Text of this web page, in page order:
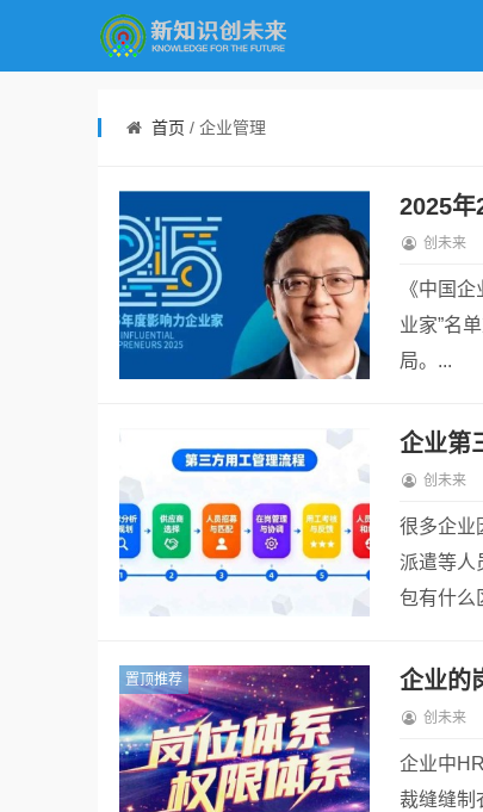
首页 / 企业管理
2025年
创未来
《中国
业家”名
局。...
创未来
很多企业
派遣等人
包有什么
置顶推荐
创未来
企业中
裁缝缝制